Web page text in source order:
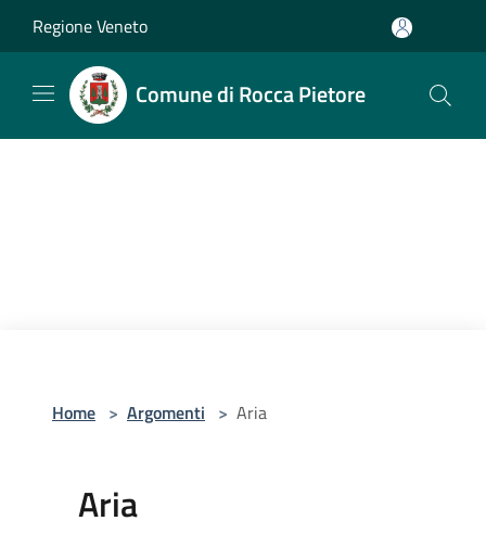
Regione Veneto
Comune di Rocca Pietore
Home > Argomenti > Aria
Aria